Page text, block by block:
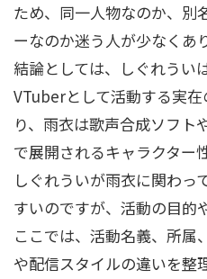
ため、同一人物なのか、別
ーなのか迷う人が少なくあ
結論としては、しぐれうい
VTuberとして活動する実
り、雨衣は歌声合成ソフト
で展開されるキャラクター
しぐれういが雨衣に関わっ
すいのですが、活動の目的
ここでは、活動名義、所属
や配信スタイルの違いを整